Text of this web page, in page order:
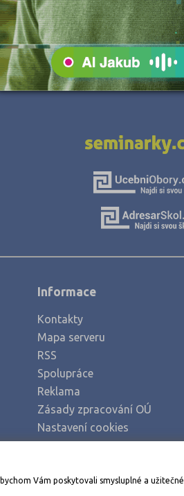
Informace
Kontakty
Mapa serveru
RSS
Spolupráce
Reklama
Zásady zpracování OÚ
Nastavení cookies
Vám poskytovali smysluplné a